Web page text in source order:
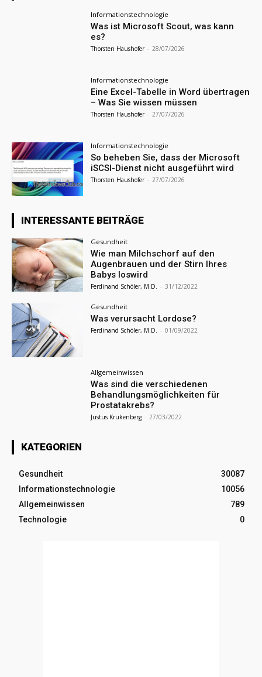
Informationstechnologie
Was ist Microsoft Scout, was kann
es?
Thorsten Haushofer - 28/07/2026
Informationstechnologie
Eine Excel-Tabelle in Word übertragen
– Was Sie wissen müssen
Thorsten Haushofer - 27/07/2026
Informationstechnologie
So beheben Sie, dass der Microsoft
iSCSI-Dienst nicht ausgeführt wird
Thorsten Haushofer - 27/07/2026
INTERESSANTE BEITRÄGE
Gesundheit
Wie man Milchschorf auf den
Augenbrauen und der Stirn Ihres
Babys loswird
Ferdinand Schöler, M.D. - 31/12/2022
Gesundheit
Was verursacht Lordose?
Ferdinand Schöler, M.D. - 01/09/2022
Allgemeinwissen
Was sind die verschiedenen
Behandlungsmöglichkeiten für
Prostatakrebs?
Justus Krukenberg - 27/03/2022
KATEGORIEN
Gesundheit
30087
Informationstechnologie
10056
Allgemeinwissen
789
Technologie
0